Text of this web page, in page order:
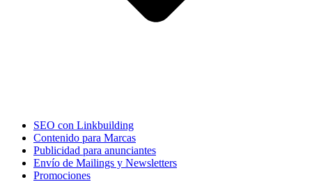
SEO con Linkbuilding
Contenido para Marcas
Publicidad para anunciantes
Envío de Mailings y Newsletters
Promociones